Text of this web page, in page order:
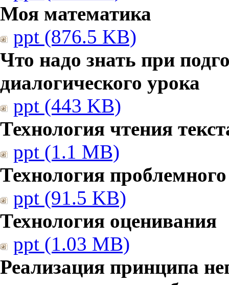
Моя математика
ppt (876.5 KB)
Что надо знать при
диалогического урока
ppt (443 KB)
Технология чтения
ppt (1.1 MB)
Технология
ppt (91.5 KB)
Технология оценивания
ppt (1.03 MB)
Реализация принципа